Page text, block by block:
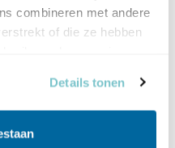
combineren met andere
of die ze hebben
Details tonen
645x
ze (naar wat later
tak op.